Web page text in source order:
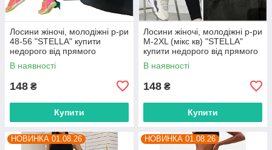
Лосини жіночі, молодіжні р-ри
48-56 "STELLA" купити
недорого від прямого
постачальника
В наявності
148 ₴
Купити
Лосини жіночі, молодіжні р-ри
M-2XL (мікс кв) "STELLA"
купити недорого від прямого
постачальника
В наявності
148 ₴
Купити
НОВИНКА 01.08.26 НОВИНКА 01.08.26